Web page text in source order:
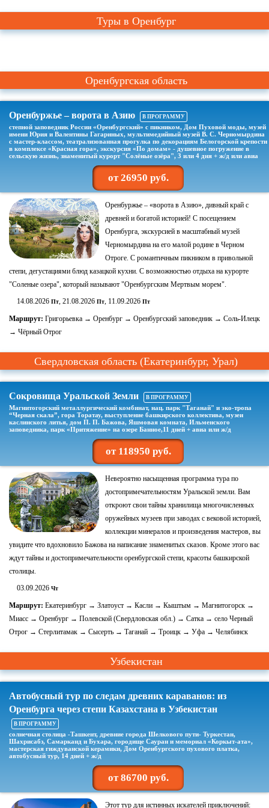
Туры в Оренбург
Оренбургская область
Оренбуржье – ворота в Азию В ПРОГРАММУ
степной заповедник России «Оренбургский» с пикником, Дом Пуховой моды, музей
имени Юрия и Валентины Гагариных, мультимедийный музей В. С. Черномырдина
с мастер-классом, театрализованная прогулка по декорациям Белогорской крепости
в комплексе «Красная гора», экскурсия «По домам» - душевное погружение в
сельскую жизнь, знаменитый курорт "Солёные озёра", 3 или 4 дня + ж/д или авиа
от 26950 руб.
Оренбуржье – «ворота в Азию», дивный край с
древней и богатой историей! С посещением
Оренбурга, экскурсией в масштабный музей
Черномырдина на его малой родине в Черном
Отроге. С романтичным пикником в привольной
степи, дегустациями блюд казацкой кухни. С возможностью отдыха на курорте
"Соленые озера", который называют "Оренбургским Мертвым морем".
14.08.2026 Пт, 21.08.2026 Пт, 11.09.2026 Пт
Маршрут: Григорьевка → Оренбург → Оренбургский заповедник → Соль-Илецк
→ Чёрный Отрог
Свердловская область (Екатеринбург, Урал)
Сокровища Уральской Земли В ПРОГРАММУ
Магнитогорский металлургический комбинат, нац. парк "Таганай" и эко-тропа
“Черная скала”, гора Торатау, выступление башкирского коллектива, музеи
каслинского литья, дом П. П. Бажова, Яшмовая комната, Ильменского
заповедника, парк «Притяжение» на озере Банное,11 дней + авиа или ж/д
от 118950 руб.
Невероятно насыщенная программа тура по
достопримечательностям Уральской земли. Вам
откроют свои тайны хранилища многочисленных
оружейных музеев при заводах с вековой историей,
коллекции минералов и произведения мастеров, вы
увидите что вдохновило Бажова на написание знаменитых сказов. Кроме этого вас
ждут тайны и достопримечательности оренбургской степи, красоты башкирской
столицы.
03.09.2026 Чт
Маршрут: Екатеринбург → Златоуст → Касли → Кыштым → Магнитогорск →
Миасс → Оренбург → Полевской (Свердловская обл.) → Сатка → село Черный
Отрог → Стерлитамак → Сысерть → Таганай → Троицк → Уфа → Челябинск
Узбекистан
Автобусный тур по следам древних караванов: из
Оренбурга через степи Казахстана в Узбекистан
В ПРОГРАММУ
солнечная столица -Ташкент, древние города Шелкового пути- Туркестан,
Шахрисабз, Самарканд и Бухара, городище Сауран и мемориал «Коркыт-ата»,
мастерская гиждуванской керамики, Дом Оренбургского пухового платка,
автобусный тур, 14 дней + ж/д
от 86700 руб.
Этот тур для истинных искателей приключений: